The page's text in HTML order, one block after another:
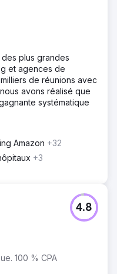
plus grandes
et agences de
de réunions avec
avons réalisé que
systématique
Amazon +32
+3
100 % CPA
4.8